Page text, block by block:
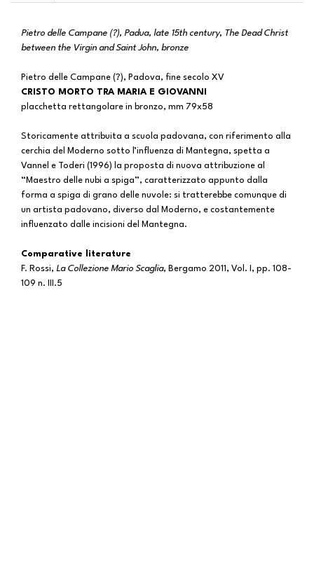
Pietro delle Campane (?), Padua, late 15th century, The Dead Christ
between the Virgin and Saint John, bronze
Pietro delle Campane (?), Padova, fine secolo XV
CRISTO MORTO TRA MARIA E GIOVANNI
placchetta rettangolare in bronzo, mm 79x58
Storicamente attribuita a scuola padovana, con riferimento alla
cerchia del Moderno sotto l’influenza di Mantegna, spetta a
Vannel e Toderi (1996) la proposta di nuova attribuzione al
“Maestro delle nubi a spiga”, caratterizzato appunto dalla
forma a spiga di grano delle nuvole: si tratterebbe comunque di
un artista padovano, diverso dal Moderno, e costantemente
influenzato dalle incisioni del Mantegna.
Comparative literature
F. Rossi, La Collezione Mario Scaglia, Bergamo 2011, Vol. I, pp. 108-
109 n. III.5